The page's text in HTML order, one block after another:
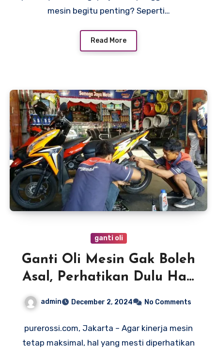
mesin begitu penting? Seperti…
Read More
ganti oli
Ganti Oli Mesin Gak Boleh
Asal, Perhatikan Dulu Hal-
admin December 2, 2024 No Comments
purerossi.com, Jakarta – Agar kinerja mesin
tetap maksimal, hal yang mesti diperhatikan